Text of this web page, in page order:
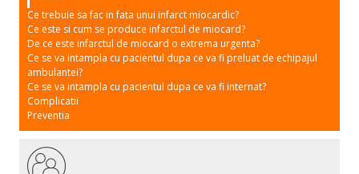
Ce trebuie sa fac in fata unui infarct miocardic?
Ce este si cum se produce infarctul de miocard?
De ce este infarctul de miocard o extrema urgenta?
Ce se va intampla cu pacientul dupa ce va fi preluat de echipajul
ambulantei?
Ce se va intampla cu pacientul dupa ce va fi internat?
Complicatii
Preventia